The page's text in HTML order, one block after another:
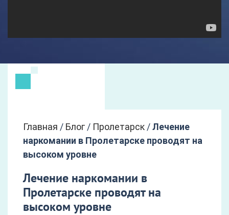
Главная / Блог / Пролетарск /Лечение
наркомании в Пролетарске проводят на
высоком уровне
Лечение наркомании в
Пролетарске проводят на
высоком уровне